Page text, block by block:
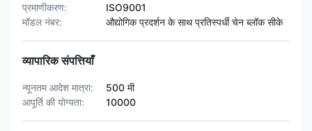
प्रमाणीकरण:
ISO9001
मॉडल नंबर:
औद्योगिक प्रदर्शन के साथ प्रतिस्पर्धी चेन ब्लॉक सीके
व्यापारिक संपत्तियाँ
न्यूनतम आदेश मात्रा:
500 मी
आपूर्ति की योग्यता:
10000